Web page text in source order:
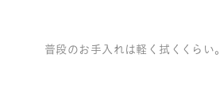
普段のお手入れは軽く拭くくらい。